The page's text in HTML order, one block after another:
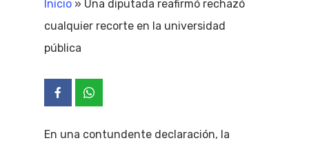
Inicio » Una diputada reafirmó rechazó
cualquier recorte en la universidad
pública
En una contundente declaración, la